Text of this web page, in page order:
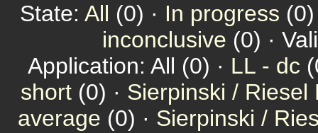
State: All (0) · In progress
inconclusive (0) ·
Application: All (0) · LL - dc
short (0) · Sierpinski / Riesel
average (0) · Sierpinski /